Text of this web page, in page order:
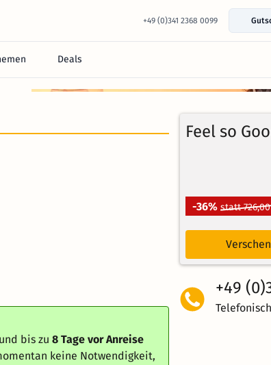
+49 (0)341 2368 0099
Deals
bis zu8 Tage vor Anreise
keine Notwendigkeit,
Feel so
-36% statt
+49